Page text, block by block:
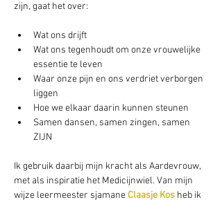
zijn, gaat het over:
Wat ons drijft
Wat ons tegenhoudt om onze vrouwelijke
essentie te leven
Waar onze pijn en ons verdriet verborgen
liggen
Hoe we elkaar daarin kunnen steunen
Samen dansen, samen zingen, samen
ZIJN
Ik gebruik daarbij mijn kracht als Aardevrouw,
met als inspiratie het Medicijnwiel. Van mijn
wijze leermeester sjamane Claasje Kos heb ik